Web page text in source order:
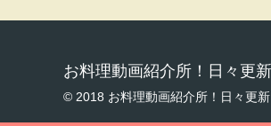
お料理動画紹介所！日々更
© 2018 お料理動画紹介所！日々更新